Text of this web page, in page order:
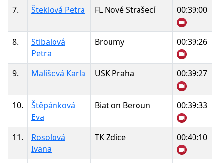
7. Šteklová Petra FL Nové Strašecí 00:39:00
8.
Stibalová
Petra
Broumy 00:39:26
9. Mališová Karla USK Praha 00:39:27
10.
Štěpánková
Eva
Biatlon Beroun 00:39:33
11.
Rosolová
Ivana
TK Zdice 00:40:10